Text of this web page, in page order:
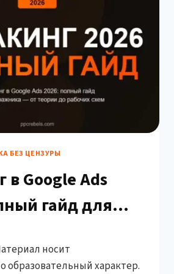
БЕЗ ЦЕНЗУРЫ
в Google Ads
гайд для
— от
сетапа
носит
образовательный характер.